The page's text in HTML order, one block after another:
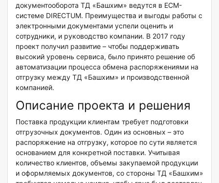
документооборота ТД «Башхим» ведутся в ECM-
системе DIRECTUM. Преимущества и выгоды работы с
электронными документами успели оценить и
сотрудники, и руководство компании. В 2017 году
проект получил развитие – чтобы поддерживать
высокий уровень сервиса, было принято решение об
автоматизации процесса обмена распоряжениями на
отгрузку между ТД «Башхим» и производственной
компанией.
Описание проекта и решения
Поставка продукции клиентам требует подготовки
отгрузочных документов. Один из основных – это
распоряжение на отгрузку, которое по сути является
основанием для конкретной поставки. Учитывая
количество клиентов, объемы закупаемой продукции
и оформляемых документов, со стороны ТД «Башхим»